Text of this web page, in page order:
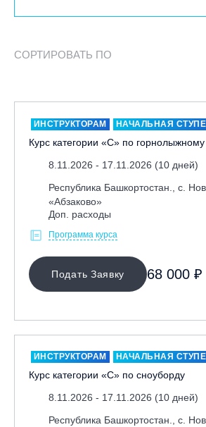
ЛЕКТОР
МЕСТО ПРОВЕДЕНИЯ
Байкальск, ГЛЦ «Гора Соболиная»
Беларусь, РГЦ «Силичи»
Вологодская обл., ГЛК "Ципина
Грузия, ГК «Гудаури»
Дистанционно
Екатеринбург, ГЛЦ «Уктус»
Ижевск, КАО «Нечкино»
СОРТИРОВАТЬ ПО
ИНСТРУКТОРАМ НАЧАЛЬНАЯ
Курс категории «С» по горнолыжному
8.11.2026 - 17.11.2026 (10 дней)
Республика Башкортостан., с.
«Абзаково»
Доп. расходы
Программа курса
Подать Заявку 68 000 ₽
ИНСТРУКТОРАМ НАЧАЛЬНАЯ
Курс категории «С» по сноуборду
8.11.2026 - 17.11.2026 (10 дней)
Республика Башкортостан., с.